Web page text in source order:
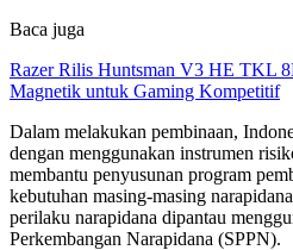
Baca juga
Razer Rilis Huntsman V3 HE TKL
Magnetik untuk Gaming Kompetitif
Dalam melakukan pembinaan,
dengan menggunakan instrumen
membantu penyusunan program
kebutuhan masing-masing
perilaku narapidana dipantau
Perkembangan Narapidana (SPPN).